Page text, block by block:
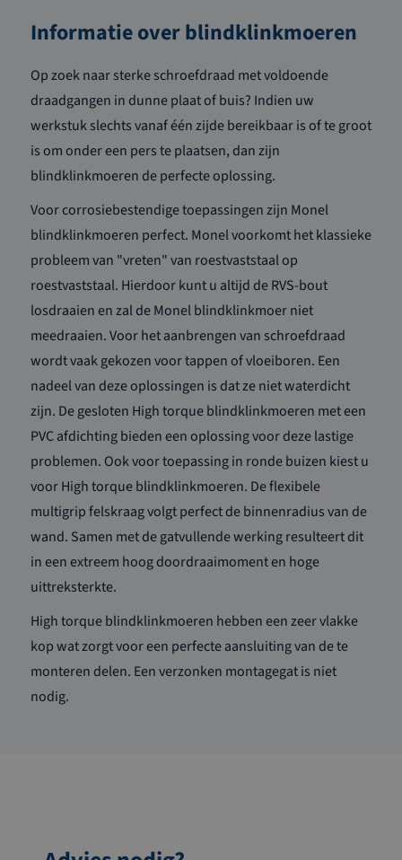
Informatie over blindklinkmoeren
Op zoek naar sterke schroefdraad met voldoende
draadgangen in dunne plaat of buis? Indien uw
werkstuk slechts vanaf één zijde bereikbaar is of te groot
is om onder een pers te plaatsen, dan zijn
blindklinkmoeren de perfecte oplossing.
Voor corrosiebestendige toepassingen zijn Monel
blindklinkmoeren perfect. Monel voorkomt het klassieke
probleem van "vreten" van roestvaststaal op
roestvaststaal. Hierdoor kunt u altijd de RVS-bout
losdraaien en zal de Monel blindklinkmoer niet
meedraaien. Voor het aanbrengen van schroefdraad
wordt vaak gekozen voor tappen of vloeiboren. Een
nadeel van deze oplossingen is dat ze niet waterdicht
zijn. De gesloten High torque blindklinkmoeren met een
PVC afdichting bieden een oplossing voor deze lastige
problemen. Ook voor toepassing in ronde buizen kiest u
voor High torque blindklinkmoeren. De flexibele
multigrip felskraag volgt perfect de binnenradius van de
wand. Samen met de gatvullende werking resulteert dit
in een extreem hoog doordraaimoment en hoge
uittreksterkte.
High torque blindklinkmoeren hebben een zeer vlakke
kop wat zorgt voor een perfecte aansluiting van de te
monteren delen. Een verzonken montagegat is niet
nodig.